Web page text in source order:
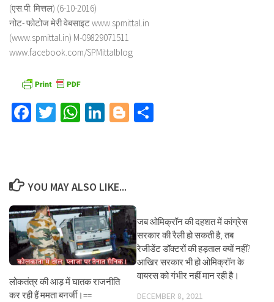
(एस.पी. मित्तल) (6-10-2016)
नोट- फोटोज मेरी वेबसाइट www.spmittal.in
(www.spmittal.in) M-09829071511
www.facebook.com/SPMittalblog
Facebook
TwitterWhatsApp
LinkedIn
Blogger
YOU MAY ALSO LIKE...
लोकतंत्र की आड़ में घातक राजनीति
कर रही हैं ममता बनर्जी।==
जब ओमिक्रॉन की दहशत में कांग्रेस
सरकार की रैली हो सकती है, तब
रेजीडेंट डॉक्टरों की हड़ताल क्यों नहीं?
आखिर सरकार भी हो ओमिक्रॉन के
वायरस को गंभीर नहीं मान रही है।
DECEMBER 8, 2021